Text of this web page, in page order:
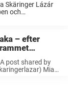
Skäringer Lázár
och
– efter
post shared by
Mia